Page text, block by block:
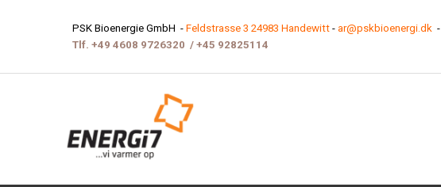
PSK Bioenergie GmbH - Feldstrasse 3 24983 Handewitt- ar@pskbioenergi.dk-
Tlf. +49 4608 9726320 / +45 9282511 4